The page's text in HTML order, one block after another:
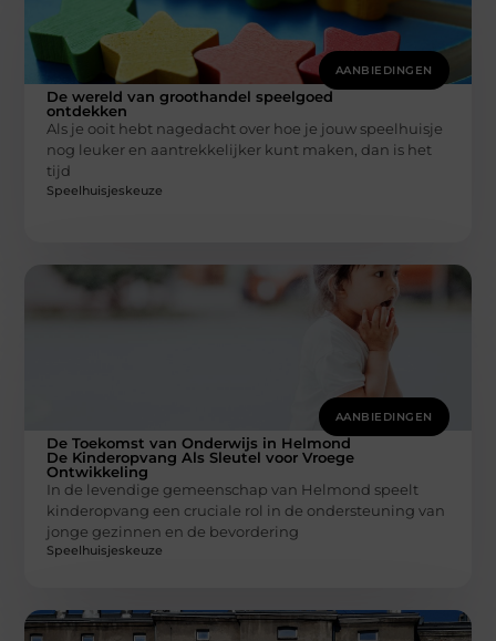
AANBIEDINGEN
De wereld van groothandel speelgoed
ontdekken
Als je ooit hebt nagedacht over hoe je jouw speelhuisje
nog leuker en aantrekkelijker kunt maken, dan is het
tijd
Speelhuisjeskeuze
AANBIEDINGEN
De Toekomst van Onderwijs in Helmond
De Kinderopvang Als Sleutel voor Vroege
Ontwikkeling
In de levendige gemeenschap van Helmond speelt
kinderopvang een cruciale rol in de ondersteuning van
jonge gezinnen en de bevordering
Speelhuisjeskeuze